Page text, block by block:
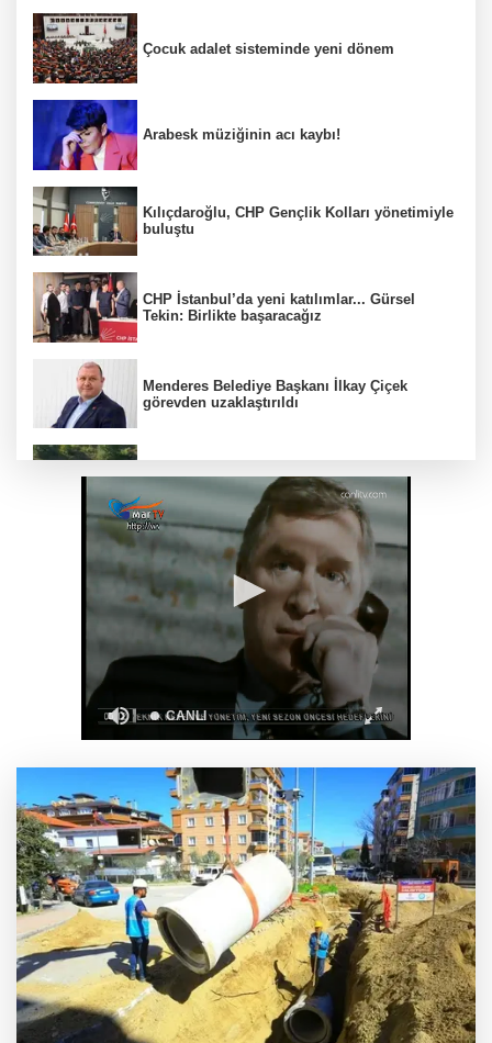
Çocuk adalet sisteminde yeni dönem
Arabesk müziğinin acı kaybı!
Kılıçdaroğlu, CHP Gençlik Kolları yönetimiyle
buluştu
CHP İstanbul’da yeni katılımlar... Gürsel
Tekin: Birlikte başaracağız
Menderes Belediye Başkanı İlkay Çiçek
görevden uzaklaştırıldı
Ganita Akşamları’nda büyük coşku
Akustik sahne yaz akşamlarına ritim katıyor
Kırsal yollara neşter